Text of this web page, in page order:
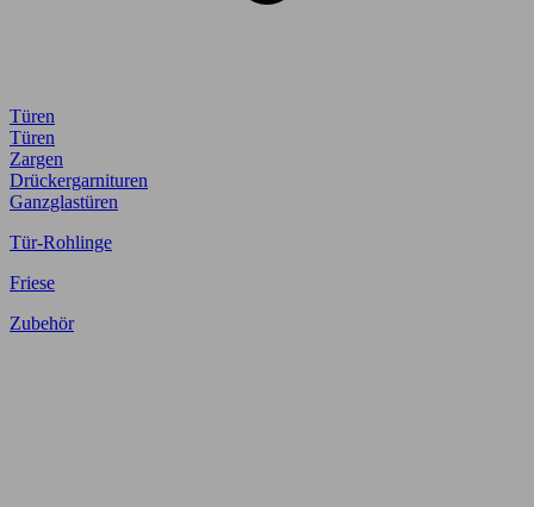
Türen
Türen
Zargen
Drückergarnituren
Ganzglastüren
Tür-Rohlinge
Friese
Zubehör